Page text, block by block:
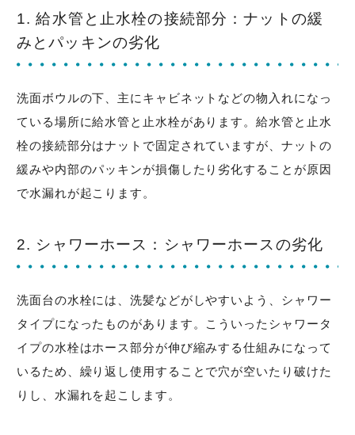
1. 給水管と止水栓の接続部分：ナットの緩
みとパッキンの劣化
洗面ボウルの下、主にキャビネットなどの物入れになっ
ている場所に給水管と止水栓があります。給水管と止水
栓の接続部分はナットで固定されていますが、ナットの
緩みや内部のパッキンが損傷したり劣化することが原因
で水漏れが起こります。
2. シャワーホース：シャワーホースの劣化
洗面台の水栓には、洗髪などがしやすいよう、シャワー
タイプになったものがあります。こういったシャワータ
イプの水栓はホース部分が伸び縮みする仕組みになって
いるため、繰り返し使用することで穴が空いたり破けた
りし、水漏れを起こします。